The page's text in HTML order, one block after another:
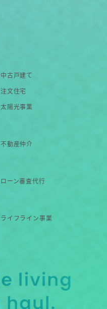
中古戸建て
注文住宅
太陽光事業
不動産仲介
ローン審査代行
ライフライン事業